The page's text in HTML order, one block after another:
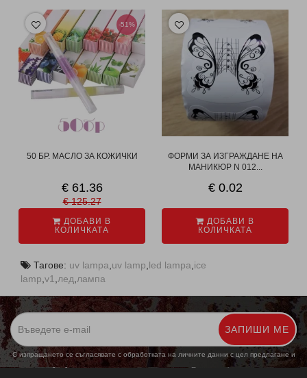
-51%
50 БР. МАСЛО ЗА КОЖИЧКИ
€ 61.36
€ 125.27
ДОБАВИ В
КОЛИЧКАТА
ФОРМИ ЗА ИЗГРАЖДАНЕ НА
МАНИКЮР N 012...
€ 0.02
ДОБАВИ В
КОЛИЧКАТА
Тагове: uv lampa uv lamp led lampa ice
lamp v1 лед лампа
ЗАПИШИ МЕ
С изпращането се съгласявате с обработката на личните данни с цел предлагане и
обработка на маркетингови предложения. Повече информация